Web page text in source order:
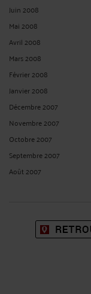
Juin 2008
Mai 2008
Avril 2008
Mars 2008
Février 2008
Janvier 2008
Décembre 2007
Novembre 2007
Octobre 2007
Septembre 2007
Août 2007